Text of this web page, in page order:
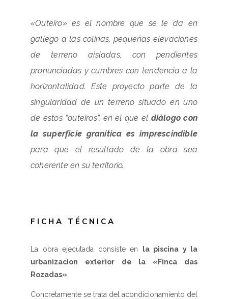
«Outeiro» es el nombre que se le da en
gallego a las colinas, pequeñas elevaciones
de terreno aisladas, con pendientes
pronunciadas y cumbres con tendencia a la
horizontalidad. Este proyecto parte de la
singularidad de un terreno situado en uno
de estos “outeiros”, en el que el diálogo con
la superficie granítica es imprescindible
para que el resultado de la obra sea
coherente en su territorio.
FICHA TÉCNICA
La obra ejecutada consiste en
la piscina y la
urbanizacion exterior de la «Finca das
Rozadas»
Concretamente se trata del acondicionamiento del